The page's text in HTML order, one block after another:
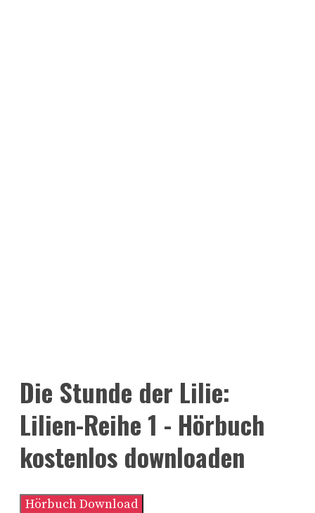
Die Stunde der Lilie:
Lilien-Reihe 1 - Hörbuch
kostenlos downloaden
Hörbuch Download